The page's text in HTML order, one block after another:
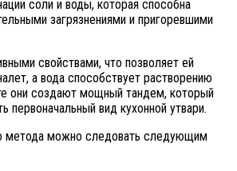
соли и воды, которая способна
загрязнениями и пригоревшими
свойствами, что позволяет ей
а вода способствует растворению
они создают мощный тандем, который
первоначальный вид кухонной утвари.
метода можно следовать следующим